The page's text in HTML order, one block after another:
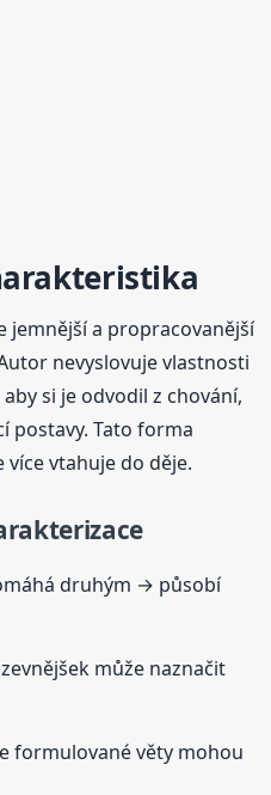
jemnější a propracovanější
nevyslovuje vlastnosti
si je odvodil z chování,
postavy. Tato forma
vtahuje do děje.
druhým → působí
může naznačit
formulované věty mohou